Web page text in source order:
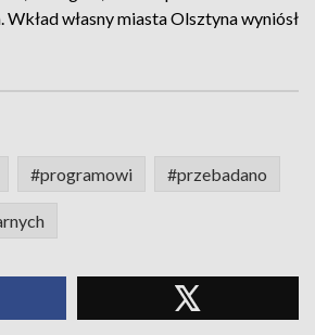
własny miasta Olsztyna wyniósł
#programowi #przebadano